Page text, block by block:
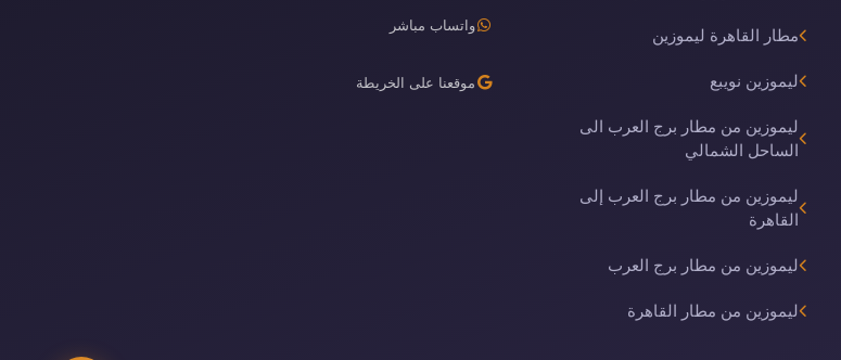
مطار القاهرة ليموزين
ليموزين نويبع
ليموزين من مطار برج العرب الى
الساحل الشمالي
ليموزين من مطار برج العرب إلى
القاهرة
ليموزين من مطار برج العرب
ليموزين من مطار القاهرة
واتساب مباشر
موقعنا على الخريطة